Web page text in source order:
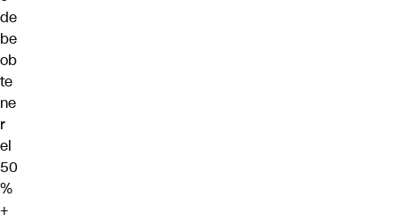
de
be
ob
te
ne
r
el
50
%
+